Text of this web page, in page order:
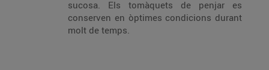
sucosa. Els tomàquets de penjar es
conserven en òptimes condicions durant
molt de temps.